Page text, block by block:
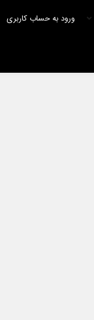
ورود به حساب کاربری